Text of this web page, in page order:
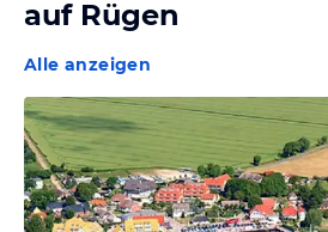
auf Rügen
Alle anzeigen